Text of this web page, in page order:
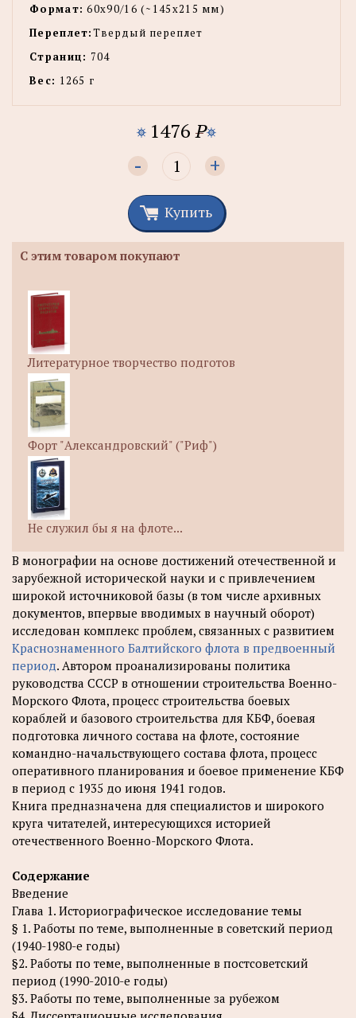
Формат: 60x90/16 (~145х215 мм)
Переплет:Твердый переплет
Страниц: 704
Вес: 1265 г
1476 P
- +
Купить
С этим товаром покупают
Литературное творчество подготов
Форт "Александровский" ("Риф")
Не служил бы я на флоте...
В монографии на основе достижений отечественной и
зарубежной исторической науки и с привлечением
широкой источниковой базы (в том числе архивных
документов, впервые вводимых в научный оборот)
исследован комплекс проблем, связанных с развитием
Краснознаменного Балтийского флота в предвоенный
период. Автором проанализированы политика
руководства СССР в отношении строительства Военно-
Морского Флота, процесс строительства боевых
кораблей и базового строительства для КБФ, боевая
подготовка личного состава на флоте, состояние
командно-начальствующего состава флота, процесс
оперативного планирования и боевое применение КБФ
в период с 1935 до июня 1941 годов.
Книга предназначена для специалистов и широкого
круга читателей, интересующихся историей
отечественного Военно-Морского Флота.
Содержание
Введение
Глава 1. Историографическое исследование темы
§ 1. Работы по теме, выполненные в советский период
(1940-1980-е годы)
§2. Работы по теме, выполненные в постсоветский
период (1990-2010-е годы)
§3. Работы по теме, выполненные за рубежом